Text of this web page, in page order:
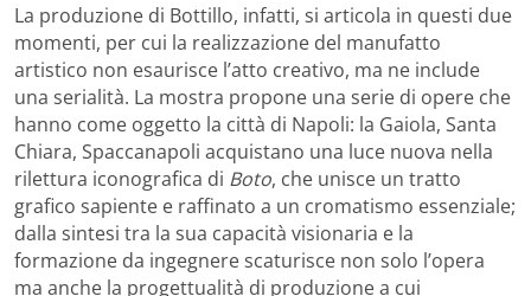
La produzione di Bottillo, infatti, si articola in questi due
momenti, per cui la realizzazione del manufatto
artistico non esaurisce l’atto creativo, ma ne include
una serialità. La mostra propone una serie di opere che
hanno come oggetto la città di Napoli: la Gaiola, Santa
Chiara, Spaccanapoli acquistano una luce nuova nella
rilettura iconografica di Boto, che unisce un tratto
grafico sapiente e raffinato a un cromatismo essenziale;
dalla sintesi tra la sua capacità visionaria e la
formazione da ingegnere scaturisce non solo l’opera
ma anche la progettualità di produzione a cui